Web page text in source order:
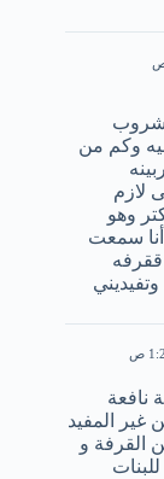
وكم من
لازم
وهو
سمعت
نافعة
غير المفيد
القرفة و